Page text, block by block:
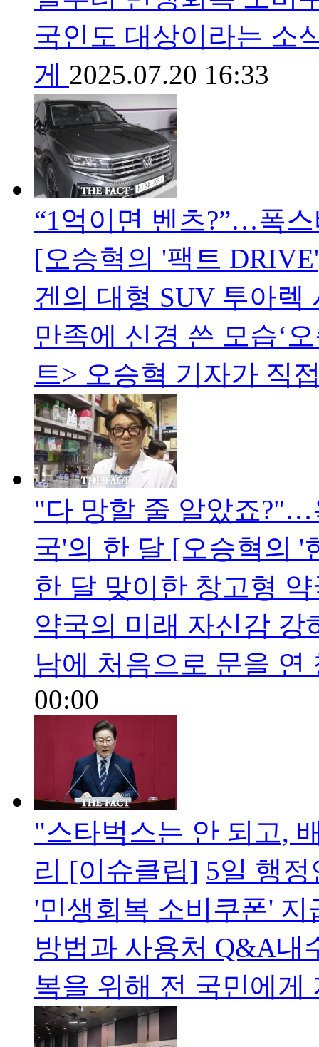
국인도 대상이라는 소
게 2025.07.20 16:33
“1억이면 벤츠?”…폭
[오승혁의 '팩트
겐의 대형 SUV 투아렉
만족에 신경 쓴 모습‘
트> 오승혁 기자가 직
"다 망할 줄 알았죠?"…
국'의 한 달 [오승혁의 '
한 달 맞이한 창고형
약국의 미래 자신감 강
남에 처음으로 문을 연
00:00
"스타벅스는 안 되고,
리 [이슈클립] 5일 행
'민생회복 소비쿠폰'
방법과 사용처 Q&A내
복을 위해 전 국민에게